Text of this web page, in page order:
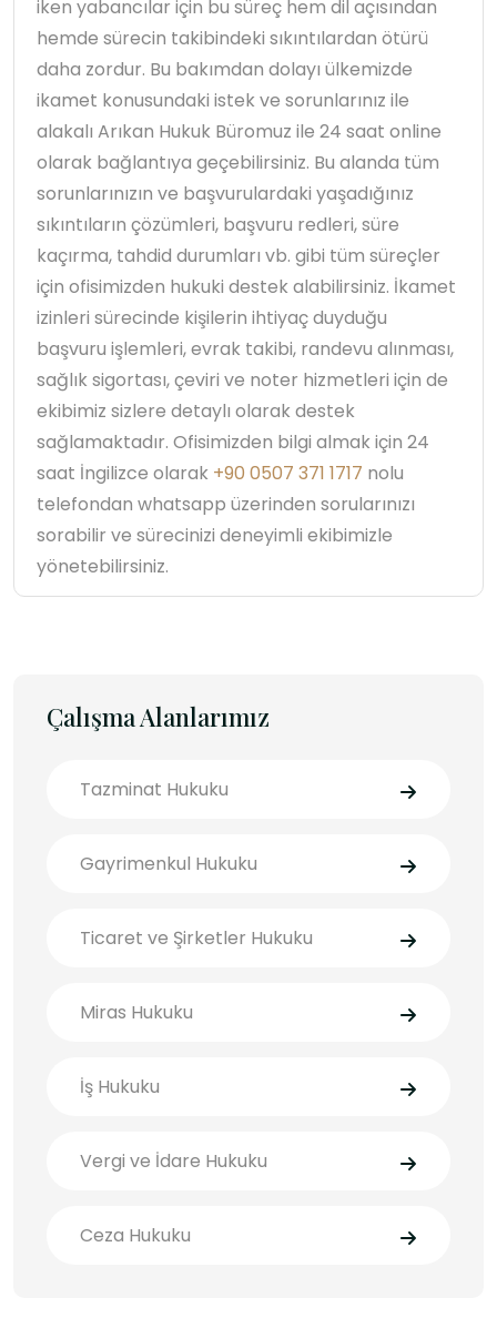
iken yabancılar için bu süreç hem dil açısından
hemde sürecin takibindeki sıkıntılardan ötürü
daha zordur. Bu bakımdan dolayı ülkemizde
ikamet konusundaki istek ve sorunlarınız ile
alakalı Arıkan Hukuk Büromuz ile 24 saat online
olarak bağlantıya geçebilirsiniz. Bu alanda tüm
sorunlarınızın ve başvurulardaki yaşadığınız
sıkıntıların çözümleri, başvuru redleri, süre
kaçırma, tahdid durumları vb. gibi tüm süreçler
için ofisimizden hukuki destek alabilirsiniz. İkamet
izinleri sürecinde kişilerin ihtiyaç duyduğu
başvuru işlemleri, evrak takibi, randevu alınması,
sağlık sigortası, çeviri ve noter hizmetleri için de
ekibimiz sizlere detaylı olarak destek
sağlamaktadır. Ofisimizden bilgi almak için 24
saat İngilizce olarak +90 0507 371 1717 nolu
telefondan whatsapp üzerinden sorularınızı
sorabilir ve sürecinizi deneyimli ekibimizle
yönetebilirsiniz.
Çalışma Alanlarımız
Tazminat Hukuku
Gayrimenkul Hukuku
Ticaret ve Şirketler Hukuku
Miras Hukuku
İş Hukuku
Vergi ve İdare Hukuku
Ceza Hukuku